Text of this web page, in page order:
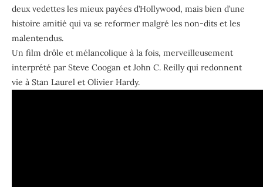
deux vedettes les mieux payées d’Hollywood, mais bien d’une
histoire amitié qui va se reformer malgré les non-dits et les
malentendus.
Un film drôle et mélancolique à la fois, merveilleusement
interprété par Steve Coogan et John C. Reilly qui redonnent
vie à Stan Laurel et Olivier Hardy.